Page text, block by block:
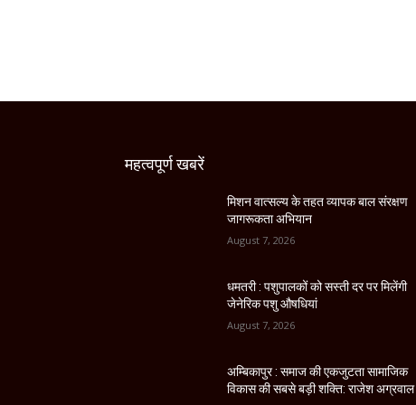
महत्वपूर्ण खबरें
मिशन वात्सल्य के तहत व्यापक बाल संरक्षण
जागरूकता अभियान
August 7, 2026
धमतरी : पशुपालकों को सस्ती दर पर मिलेंगी
जेनेरिक पशु औषधियां
August 7, 2026
अम्बिकापुर : समाज की एकजुटता सामाजिक
विकास की सबसे बड़ी शक्ति: राजेश अग्रवाल